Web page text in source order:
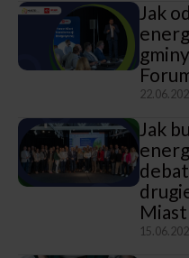
Jak
Jak